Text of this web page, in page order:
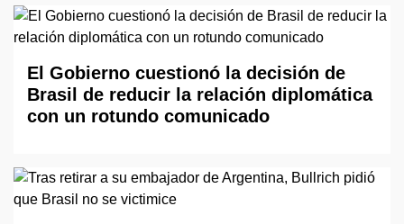
El Gobierno cuestionó la decisión de
Brasil de reducir la relación diplomática
con un rotundo comunicado